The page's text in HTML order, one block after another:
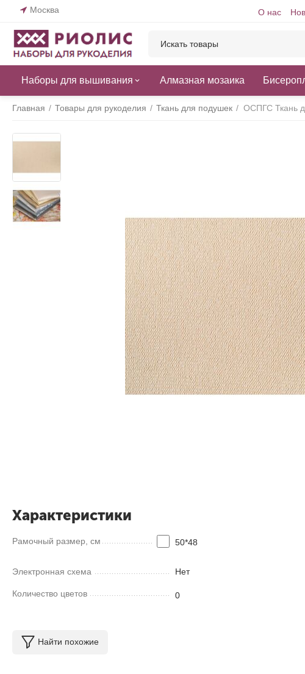
Москва О нас
Наборы для вышивания Алмазная мозаика
Главная / Товары для рукоделия / Ткань для подушек / ОСПГС Ткань
Характеристики
Рамочный размер, см 50*48
Электронная схема Нет
Количество цветов 0
Найти похожие